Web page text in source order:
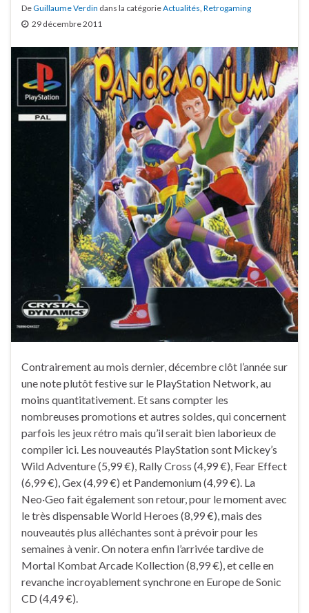
DeGuillaume Verdin dans la catégorieActualités, Retrogaming
29 décembre 2011
Contrairement au mois dernier, décembre clôt l’année sur
une note plutôt festive sur le PlayStation Network, au
moins quantitativement. Et sans compter les
nombreuses promotions et autres soldes, qui concernent
parfois les jeux rétro mais qu’il serait bien laborieux de
compiler ici. Les nouveautés PlayStation sont Mickey’s
Wild Adventure (5,99 €), Rally Cross (4,99 €), Fear Effect
(6,99 €), Gex (4,99 €) et Pandemonium (4,99 €). La
Neo·Geo fait également son retour, pour le moment avec
le très dispensable World Heroes (8,99 €), mais des
nouveautés plus alléchantes sont à prévoir pour les
semaines à venir. On notera enfin l’arrivée tardive de
Mortal Kombat Arcade Kollection (8,99 €), et celle en
revanche incroyablement synchrone en Europe de Sonic
CD (4,49 €).